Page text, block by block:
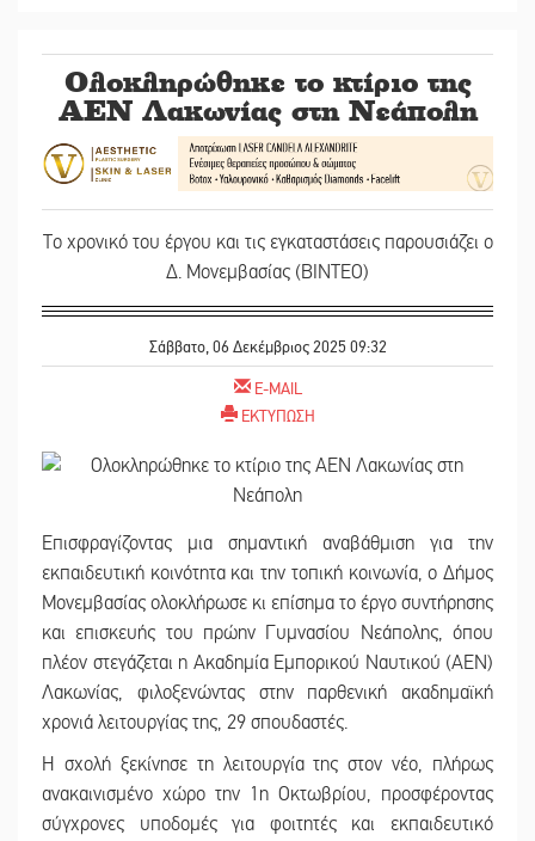
Ολοκληρώθηκε το κτίριο της
ΑΕΝ Λακωνίας στη Νεάπολη
Το χρονικό του έργου και τις εγκαταστάσεις παρουσιάζει ο
Δ. Μονεμβασίας (ΒΙΝΤΕΟ)
Σάββατο, 06 Δεκέμβριος 2025 09:32
E-MAIL
ΕΚΤΥΠΩΣΗ
Επισφραγίζοντας μια σημαντική αναβάθμιση για την
εκπαιδευτική κοινότητα και την τοπική κοινωνία, ο Δήμος
Μονεμβασίας ολοκλήρωσε κι επίσημα το έργο συντήρησης
και επισκευής του πρώην Γυμνασίου Νεάπολης, όπου
πλέον στεγάζεται η Ακαδημία Εμπορικού Ναυτικού (ΑΕΝ)
Λακωνίας, φιλοξενώντας στην παρθενική ακαδημαϊκή
χρονιά λειτουργίας της, 29 σπουδαστές.
Η σχολή ξεκίνησε τη λειτουργία της στον νέο, πλήρως
ανακαινισμένο χώρο την 1η Οκτωβρίου, προσφέροντας
σύγχρονες υποδομές για φοιτητές και εκπαιδευτικό